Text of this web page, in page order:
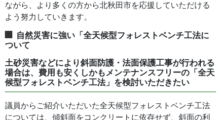
ながら、より多くの方から北秋田市を応援していただける
よう努力していきます。
自然災害に強い「全天候型フォレストベンチ工法に
ついて
土砂災害などにより斜面防護・法面保護工事が行われる
場合は、費用も安くしかもメンテナンスフリーの「全天
候型フォレストベンチ工法」を検討いただきたい
議員からご紹介いただいた全天候型フォレストベンチ工法
については、傾斜面をコンクリートに依存せず、斜面の利